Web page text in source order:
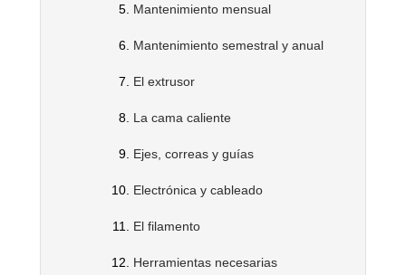
Mantenimiento mensual
Mantenimiento semestral y anual
El extrusor
La cama caliente
Ejes, correas y guías
Electrónica y cableado
El filamento
Herramientas necesarias